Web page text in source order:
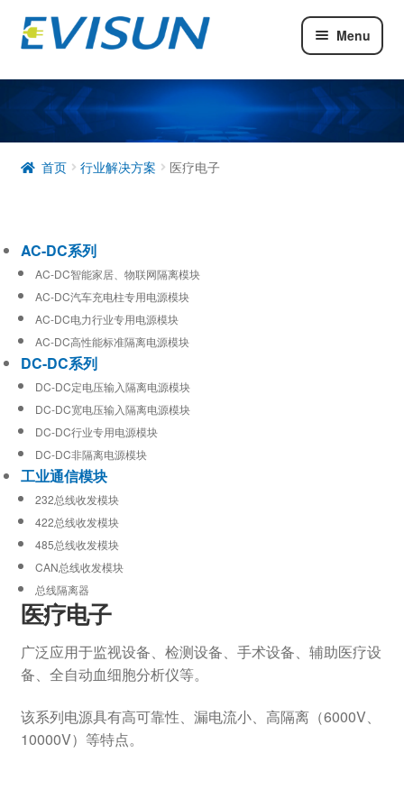
Menu
DC-DC系列
工业通信模块
首页 行业解决方案 医疗电子
医疗电子
广泛应用于监视设备、检测设备、手术设备、辅助医疗设
备、全自动血细胞分析仪等。
该系列电源具有高可靠性、漏电流小、高隔离（6000V、
10000V）等特点。
AC-DC系列
AC-DC智能家居、物联网隔离模块
AC-DC汽车充电柱专用电源模块
AC-DC电力行业专用电源模块
AC-DC高性能标准隔离电源模块
DC-DC系列
DC-DC定电压输入隔离电源模块
DC-DC宽电压输入隔离电源模块
DC-DC行业专用电源模块
DC-DC非隔离电源模块
工业通信模块
232总线收发模块
422总线收发模块
485总线收发模块
CAN总线收发模块
总线隔离器